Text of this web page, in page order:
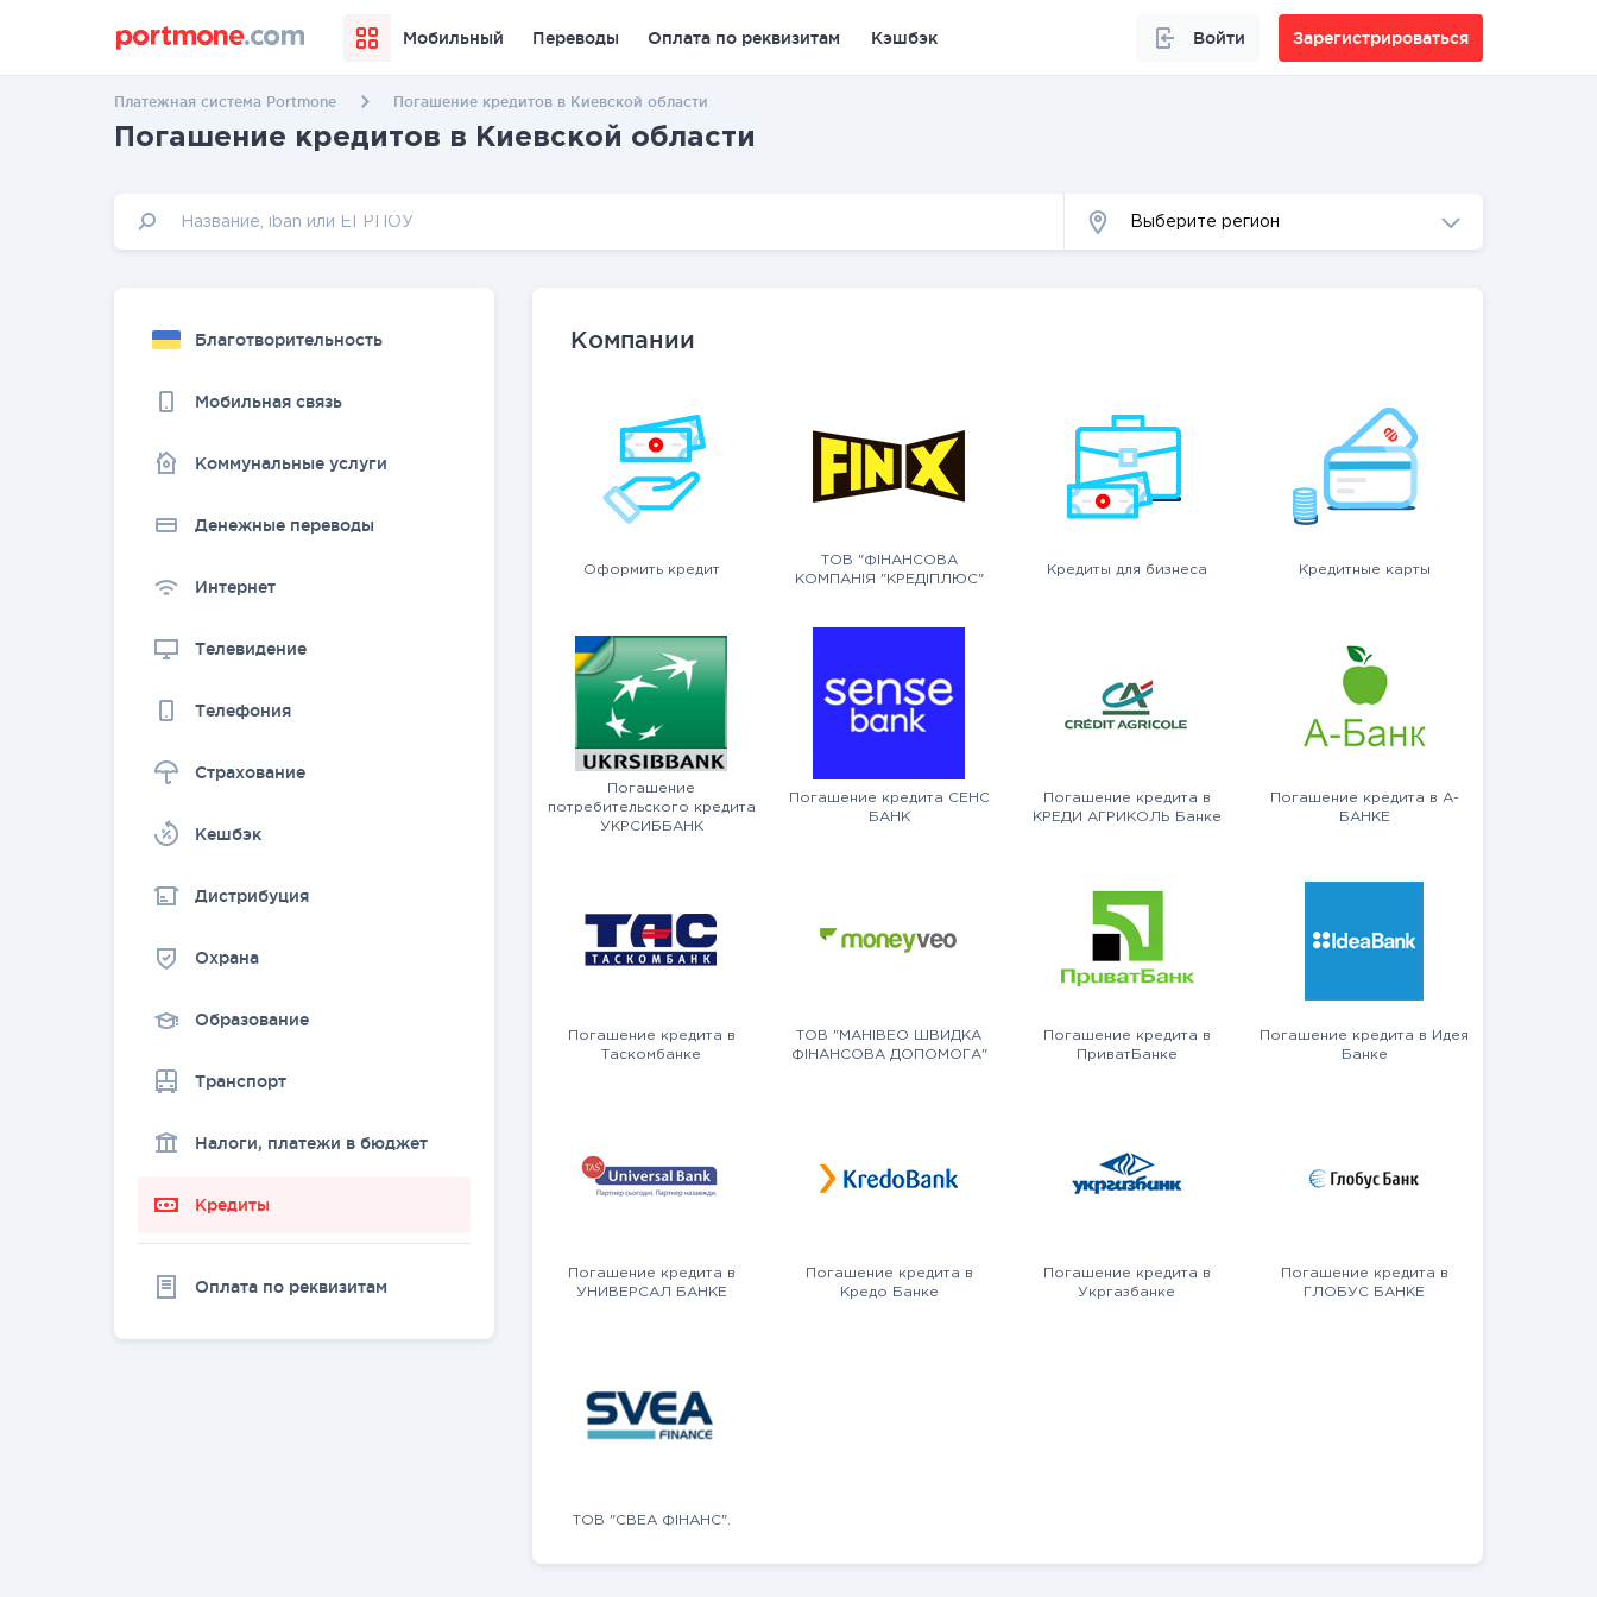
Мобильный Переводы Оплата по реквизитам Кэшбэк Войти Зарегистрироваться
Платежная система Portmone Погашение кредитов в Киевской области
Погашение кредитов в Киевской области
Выберите регион
Благотворительность
Мобильная связь
Коммунальные услуги
Денежные переводы
Интернет
Телевидение
Телефония
Страхование
Kешбэк
Дистрибуция
Охрана
Образование
Транспорт
Налоги, платежи в бюджет
Кредиты
Оплата по реквизитам
Компании
Оформить кредит
ТОВ "ФІНАНСОВА
КОМПАНІЯ "КРЕДІПЛЮС"
Кредиты для бизнеса Кредитные карты
Погашение
потребительского кредита
УКРСИББАНК
Погашение кредита СЕНС
БАНК
Погашение кредита в
КРЕДИ АГРИКОЛЬ Банке
Погашение кредита в А-
БАНКЕ
Погашение кредита в
Таскомбанке
ТОВ "МАНІВЕО ШВИДКА
ФІНАНСОВА ДОПОМОГА"
Погашение кредита в
ПриватБанке
Погашение кредита в Идея
Банке
Погашение кредита в
УНИВЕРСАЛ БАНКЕ
Погашение кредита в
Кредо Банке
Погашение кредита в
Укргазбанке
Погашение кредита в
ГЛОБУС БАНКЕ
ТОВ "СВЕА ФІНАНС".